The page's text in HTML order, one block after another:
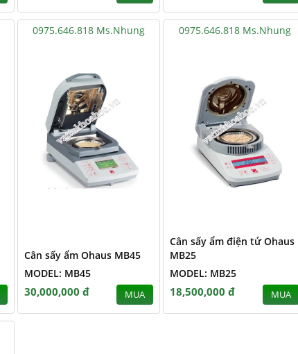
0975.646.818 Ms.Nhung
Cân sấy ẩm Ohaus MB45
MODEL: MB45
30,000,000 đ MUA
0975.646.818 Ms.Nhung
Cân sấy ẩm điện tử Ohaus
MB25
MODEL: MB25
18,500,000 đ MUA